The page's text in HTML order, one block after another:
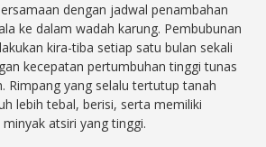
dengan jadwal penambahan
ke dalam wadah karung. Pembubunan
kira-tiba setiap satu bulan sekali
kecepatan pertumbuhan tinggi tunas
Rimpang yang selalu tertutup tanah
lebih tebal, berisi, serta memiliki
atsiri yang tinggi.